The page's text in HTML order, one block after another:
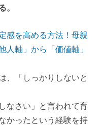
。
感を高める方法！母親
人軸」から「価値軸」
、「しっかりしないと
なさい」と言われて育
かったという経験を持